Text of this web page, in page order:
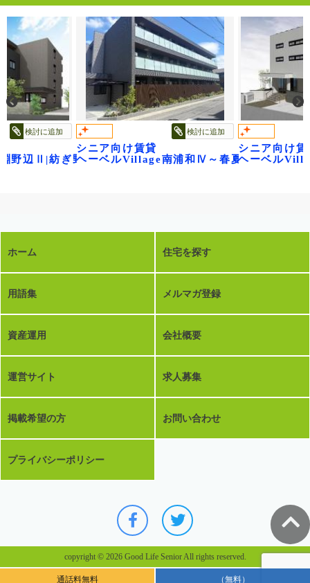
検討に追加
野辺Ⅱ|紡ぎ野
検討に追加
シニア向け賃貸
ヘーベルVillage南浦和Ⅳ～春夏秋冬～
シニア向け賃
ヘーベル
ホーム 住宅を探す
用語集 メルマガ登録
資産運用 会社概要
運営サイト 求人募集
掲載希望の方 お問い合わせ
プライバシーポリシー
copyright © 2026 Good Life Senior All rights reserved.
通話料無料 （無料）